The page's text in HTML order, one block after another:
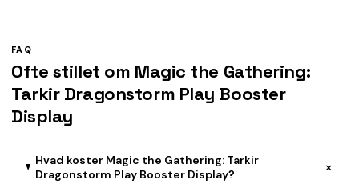
FAQ
Ofte stillet om Magic the Gathering:
Tarkir Dragonstorm Play Booster
Display
Hvad koster Magic the Gathering: Tarkir
Dragonstorm Play Booster Display?
+